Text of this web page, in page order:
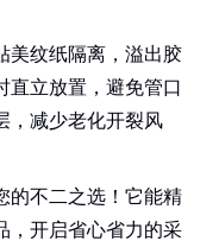
美纹纸隔离，溢出胶
直立放置，避免管口
，减少老化开裂风
的不二之选！它能精
，开启省心省力的采